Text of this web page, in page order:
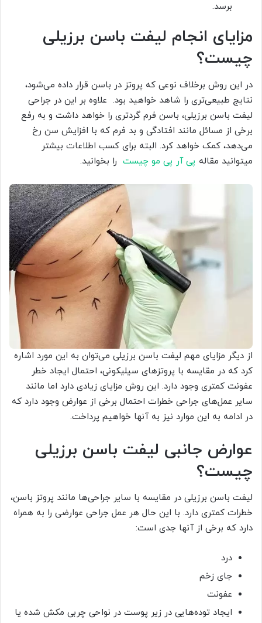
برسد.
مزایای انجام لیفت باسن برزیلی
چیست؟
در این روش برخلاف نوعی که پروتز در باسن قرار داده می‌شود،
نتایج طبیعی‌تری را شاهد خواهید بود. علاوه بر این در جراحی
لیفت باسن برزیلی، باسن فرم گردتری را خواهد داشت و به رفع
برخی از مسائل مانند افتادگی و بد فرم که با افزایش سن رخ
می‌دهد، کمک خواهد کرد. البته برای کسب اطلاعات بیشتر
میتوانید مقاله پی آر پی مو چیست را بخوانید.
از دیگر مزایای مهم لیفت باسن برزیلی می‌توان به این مورد اشاره
کرد که در مقایسه با پروتزهای سیلیکونی، احتمال ایجاد خطر
عفونت کمتری وجود دارد. این روش مزایای زیادی دارد اما مانند
سایر عمل‌های جراحی خطرات احتمال برخی از عوارض وجود دارد که
در ادامه به این موارد نیز به آنها خواهیم پرداخت.
عوارض جانبی لیفت باسن برزیلی
چیست؟
لیفت باسن برزیلی در مقایسه با سایر جراحی‌ها مانند پروتز باسن،
خطرات کمتری دارد. با این حال هر عمل جراحی عوارضی را به همراه
دارد که برخی از آنها جدی است:
درد
جای زخم
عفونت
ایجاد توده‌هایی در زیر پوست در نواحی چربی مکش شده یا